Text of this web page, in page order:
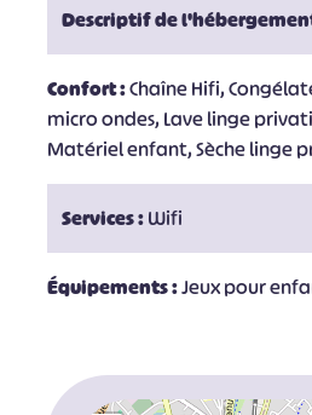
Descriptif de
Confort :Chaîne Hifi,
micro ondes, Lave linge
Matériel enfant, Sèche linge
Services :Wifi
Équipements :Jeux pour